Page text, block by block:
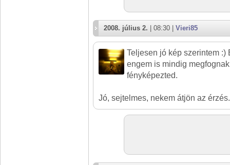
2008. július 2. | 08:30 | Vieri85
Teljesen jó kép szerintem
engem is mindig
fényképezted.
Jó, sejtelmes, nekem átjön az érzés.